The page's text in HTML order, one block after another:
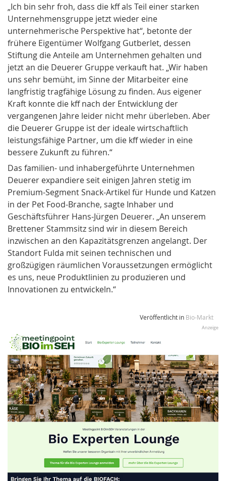
„Ich bin sehr froh, dass die kff als Teil einer starken
Unternehmensgruppe jetzt wieder eine
unternehmerische Perspektive hat“, betonte der
frühere Eigentümer Wolfgang Gutberlet, dessen
Stiftung die Anteile am Unternehmen gehalten und
jetzt an die Deuerer Gruppe verkauft hat. „Wir haben
uns sehr bemüht, im Sinne der Mitarbeiter eine
langfristig tragfähige Lösung zu finden. Aus eigener
Kraft konnte die kff nach der Entwicklung der
vergangenen Jahre leider nicht mehr überleben. Aber
die Deuerer Gruppe ist der ideale wirtschaftlich
leistungsfähige Partner, um die kff wieder in eine
bessere Zukunft zu führen.“
Das familien- und inhabergeführte Unternehmen
Deuerer expandiere seit einigen Jahren stetig im
Premium-Segment Snack-Artikel für Hunde und Katzen
in der Pet Food-Branche, sagte Inhaber und
Geschäftsführer Hans-Jürgen Deuerer. „An unserem
Brettener Stammsitz sind wir in diesem Bereich
inzwischen an den Kapazitätsgrenzen angelangt. Der
Standort Fulda mit seinen technischen und
großzügigen räumlichen Voraussetzungen ermöglicht
es uns, neue Produktlinien zu produzieren und
Innovationen zu entwickeln.“
Veröffentlicht in Bio-Markt
Anzeige